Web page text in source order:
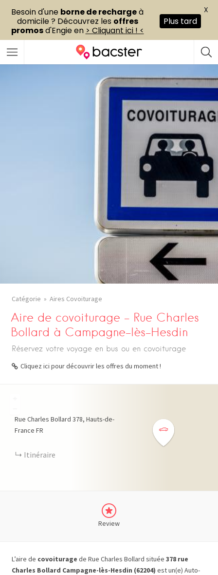
Catégorie Aires Covoiturage
Aire de covoiturage – Rue Charles
Bollard à Campagne-lès-Hesdin
Réservez votre voyage en bus ou en covoiturage
Cliquez ici pour découvrir les offres du moment !
Rue Charles Bollard 378 Hauts-de-
France FR
Itinéraire
Review
L’aire de covoiturage de Rue Charles Bollard située 378 rue
Charles Bollard Campagne-lès-Hesdin (62204) est un(e) Auto-
Besoin d'une borne de rechargeà
domicile ? Découvrez les offres
promosd'Engie en > Cliquant ici ! <
Plus tard
X